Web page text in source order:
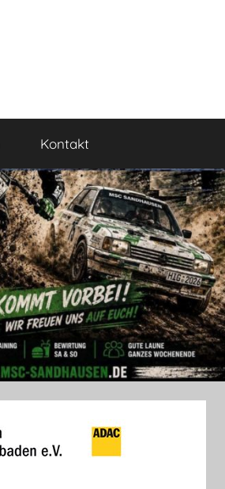
Kontakt